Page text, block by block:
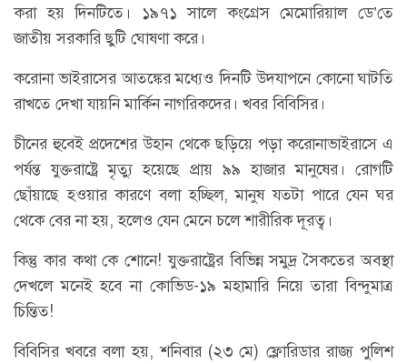
করা হয় দিনটিতে। ১৯৭১ সালে কংগ্রেস মেমোরিয়াল ডে’তে
জাতীয় সরকারি ছুটি ঘোষণা করে।
করোনা ভাইরাসের আতঙ্কের মধ্যেও দিনটি উদযাপনে কোনো ঘাটতি
রাখতে দেখা যায়নি মার্কিন নাগরিকদের। খবর বিবিসির।
চীনের হুবেই প্রদেশের উহান থেকে ছড়িয়ে পড়া করোনাভাইরাসে এ
পর্যন্ত যুক্তরাষ্ট্রে মৃত্যু হয়েছে প্রায় ৯৯ হাজার মানুষের। রোগটি
ছোঁয়াছে হওয়ার কারণে বলা হচ্ছিল, মানুষ যতটা পারে যেন ঘর
থেকে বের না হয়, হলেও যেন মেনে চলে শারীরিক দূরত্ব।
কিন্তু কার কথা কে শোনে! যুক্তরাষ্ট্রের বিভিন্ন সমুদ্র সৈকতের অবস্থা
দেখলে মনেই হবে না কোভিড-১৯ মহামারি নিয়ে তারা বিন্দুমাত্র
চিন্তিত!
বিবিসির খবরে বলা হয়, শনিবার (২৩ মে) ফ্লোরিডার রাজ্য পুলিশ